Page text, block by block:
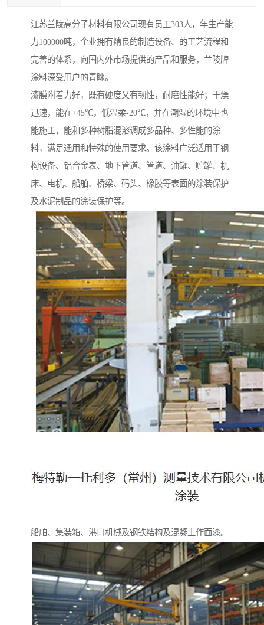
江苏兰陵高分子材料有限公司现有员工303人，年生产能
力100000吨，企业拥有精良的制造设备、的工艺流程和
完善的体系，向国内外市场提供的产品和服务，兰陵牌
涂料深受用户的青睐。
漆膜附着力好，既有硬度又有韧性，耐磨性能好；干燥
迅速，能在+45℃，低温柔-20℃，并在潮湿的环境中也
能施工，能和多种树脂混溶调成多品种、多性能的涂
料，满足通用和特殊的使用要求。该涂料广泛适用于钢
构设备、铝合金表、地下管道、管道、油罐、贮罐、机
床、电机、船舶、桥梁、码头、橡胶等表面的涂装保护
及水泥制品的涂装保护等。
船舶、集装箱、港口机械及钢铁结构及混凝土作面漆。